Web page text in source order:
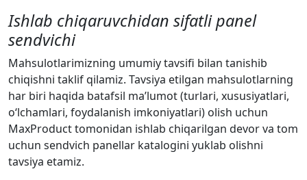
Ishlab chiqaruvchidan sifatli panel
sendvichi
Mahsulotlarimizning umumiy tavsifi bilan tanishib
chiqishni taklif qilamiz. Tavsiya etilgan mahsulotlarning
har biri haqida batafsil ma’lumot (turlari, xususiyatlari,
o‘lchamlari, foydalanish imkoniyatlari) olish uchun
MaxProduct tomonidan ishlab chiqarilgan devor va tom
uchun sendvich panellar katalogini yuklab olishni
tavsiya etamiz.